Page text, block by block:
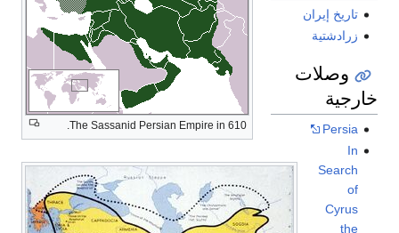
The Sassanid Persian Empire in 610.
تاريخ إيران
زرادشتية
وصلات
خارجية
Persia
In
Search
of
Cyrus
the